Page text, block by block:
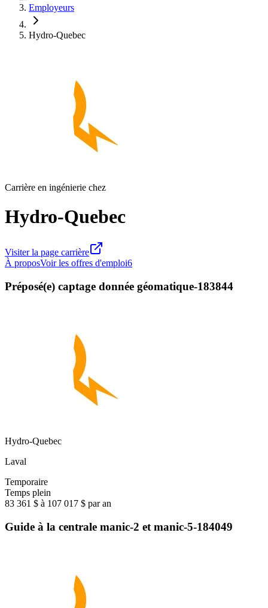
Employeurs
Hydro-Quebec
Carrière en ingénierie chez
Hydro-Quebec
Visiter la page carrière
À proposVoir les offres d'emploi6
Préposé(e) captage donnée géomatique-183844
Hydro-Quebec
Laval
Temporaire
Temps plein
83 361 $ à 107 017 $ par an
Guide à la centrale manic-2 et manic-5-184049